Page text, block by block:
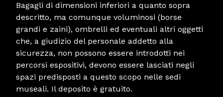
Bagagli di dimensioni inferiori a quanto sopra
descritto, ma comunque voluminosi (borse
grandi e zaini), ombrelli ed eventuali altri oggetti
che, a giudizio del personale addetto alla
sicurezza, non possono essere introdotti nei
percorsi espositivi, devono essere lasciati negli
spazi predisposti a questo scopo nelle sedi
museali. Il deposito è gratuito.